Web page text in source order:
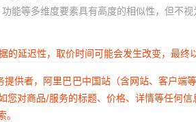
能等多维度要素具有高度的相似性，但不
延迟性，取价时间可能会发生改变，最终
供者，阿里巴巴中国站（含网站、客户
对商品/服务的标题、价格、详情等任何